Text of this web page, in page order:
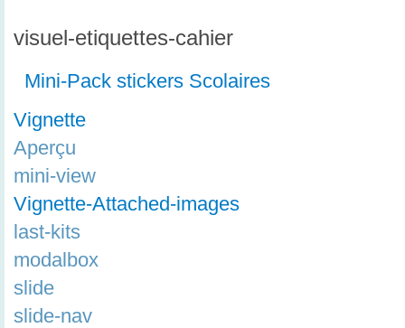
visuel-etiquettes-cahier
Mini-Pack stickers Scolaires
Vignette
Aperçu
mini-view
Vignette-Attached-images
last-kits
modalbox
slide
slide-nav